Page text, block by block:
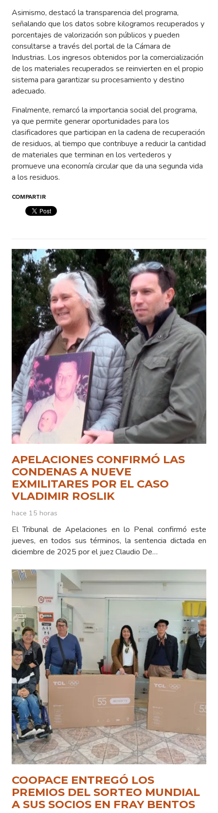
Asimismo, destacó la transparencia del programa,
señalando que los datos sobre kilogramos recuperados y
porcentajes de valorización son públicos y pueden
consultarse a través del portal de la Cámara de
Industrias. Los ingresos obtenidos por la comercialización
de los materiales recuperados se reinvierten en el propio
sistema para garantizar su procesamiento y destino
adecuado.
Finalmente, remarcó la importancia social del programa,
ya que permite generar oportunidades para los
clasificadores que participan en la cadena de recuperación
de residuos, al tiempo que contribuye a reducir la cantidad
de materiales que terminan en los vertederos y
promueve una economía circular que da una segunda vida
a los residuos.
COMPARTIR
APELACIONES CONFIRMÓ LAS
CONDENAS A NUEVE
EXMILITARES POR EL CASO
VLADIMIR ROSLIK
hace 15 horas
El Tribunal de Apelaciones en lo Penal confirmó este
jueves, en todos sus términos, la sentencia dictada en
diciembre de 2025 por el juez Claudio De…
COOPACE ENTREGÓ LOS
PREMIOS DEL SORTEO MUNDIAL
A SUS SOCIOS EN FRAY BENTOS